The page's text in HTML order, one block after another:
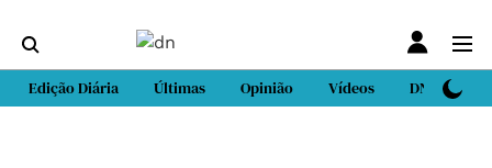
Edição Diária Últimas Opinião Vídeos DN Sport